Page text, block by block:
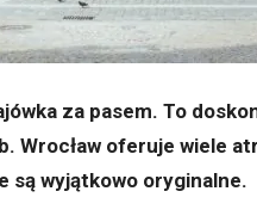
za pasem. To
Wrocław oferuje wiele
są wyjątkowo oryginalne.